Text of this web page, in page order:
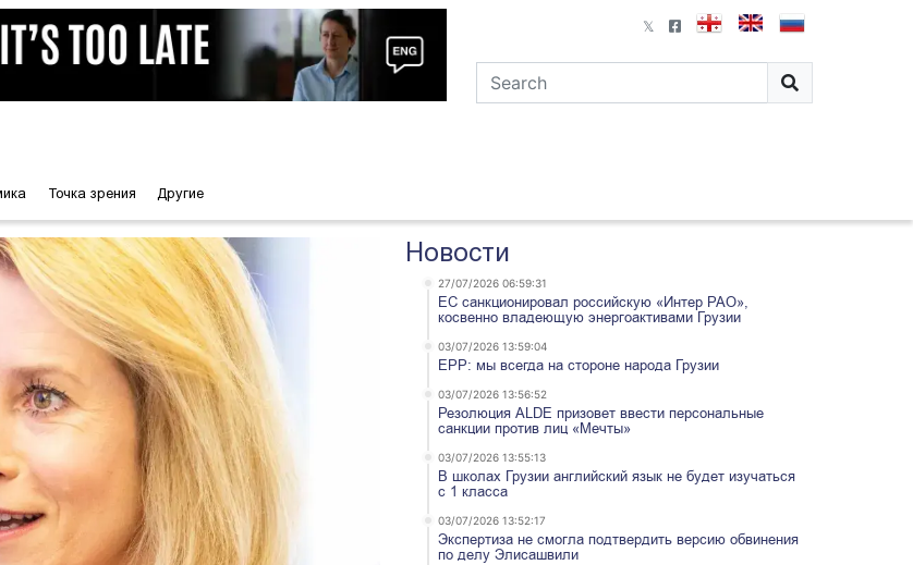
Точка зрения Другие
Новости
27/07/2026 06:59:31
ЕС санкционировал российскую «Интер РАО»,
косвенно владеющую энергоактивами Грузии
03/07/2026 13:59:04
EPP: мы всегда на стороне народа Грузии
03/07/2026 13:56:52
Резолюция ALDE призовет ввести персональные
санкции против лиц «Мечты»
03/07/2026 13:55:13
В школах Грузии английский язык не будет изучаться
с 1 класса
03/07/2026 13:52:17
Экспертиза не смогла подтвердить версию обвинения
по делу Элисашвили